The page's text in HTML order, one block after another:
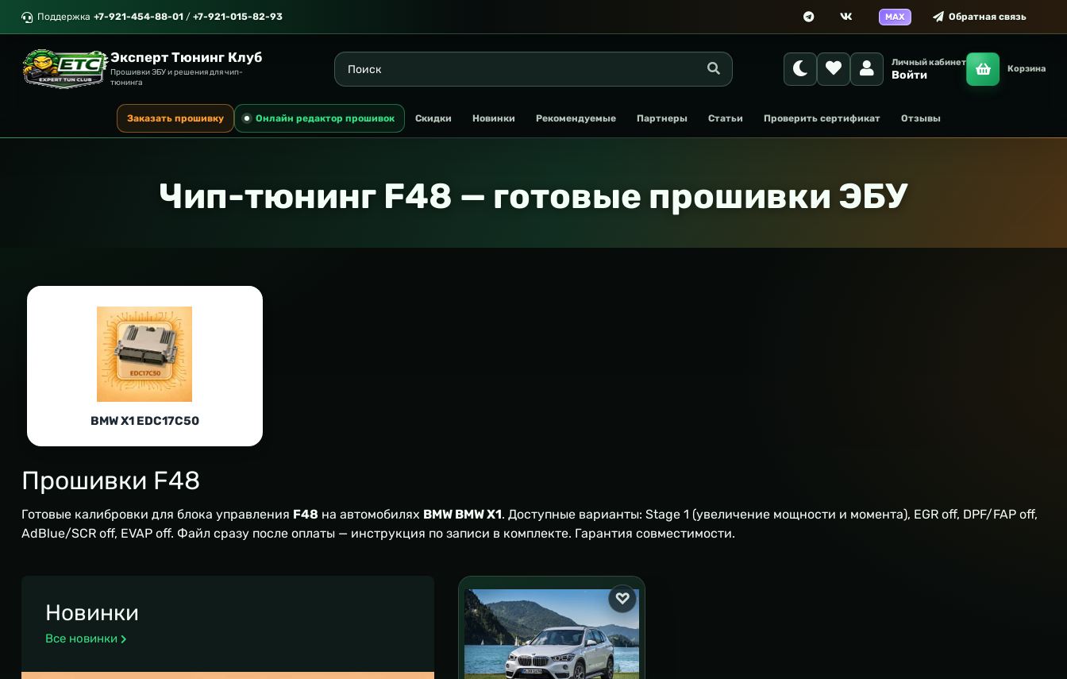
Поддержка +7-921-454-88-01 / +7-921-015-82-93 MAX Обратная связь
Эксперт Тюнинг Клуб
Прошивки ЭБУ и решения для чип-
тюнинга
Личный кабинет
Войти Корзина
Заказать прошивку Онлайн редактор прошивок Скидки Новинки Рекомендуемые Партнеры Статьи Проверить сертификат Отзывы
Чип-тюнинг F48 — готовые прошивки ЭБУ
BMW X1 EDC17C50
Прошивки F48
Готовые калибровки для блока управления F48 на автомобилях BMW BMW X1. Доступные варианты: Stage 1 (увеличение мощности и момента), EGR off, DPF/FAP off,
AdBlue/SCR off, EVAP off. Файл сразу после оплаты — инструкция по записи в комплекте. Гарантия совместимости.
Новинки
Все новинки